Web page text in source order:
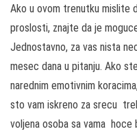
Ako u ovom trenutku mislite
proslosti, znajte da je
Jednostavno, za vas nista
mesec dana u pitanju. Ako
narednim emotivnim
sto vam iskreno za srecu
voljena osoba sa vama